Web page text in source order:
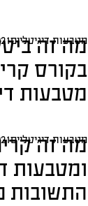
מה זה
בקורס
מטבעות
מטבעות דיגיטליים
מה זה
ומטבעות
התשובות
מטבעות דיגיטליים